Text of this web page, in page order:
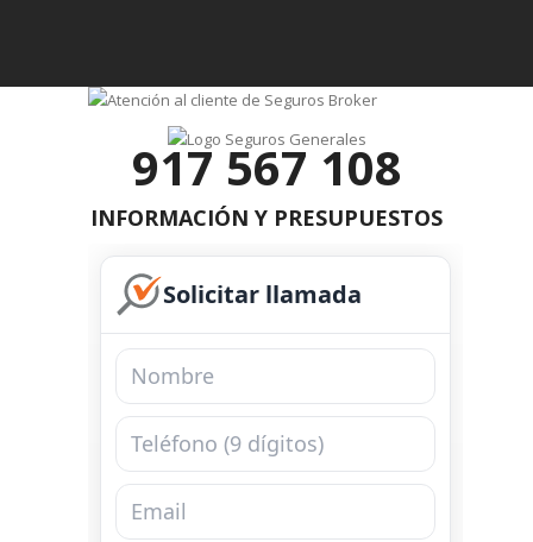
917 567 108
INFORMACIÓN Y PRESUPUESTOS